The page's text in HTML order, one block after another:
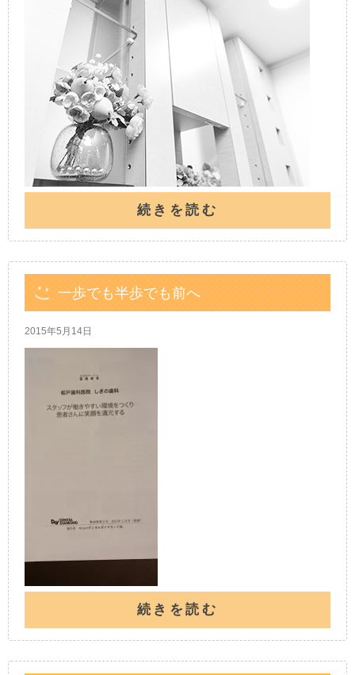
続きを読む
一歩でも半歩でも前へ
2015年5月14日
続きを読む